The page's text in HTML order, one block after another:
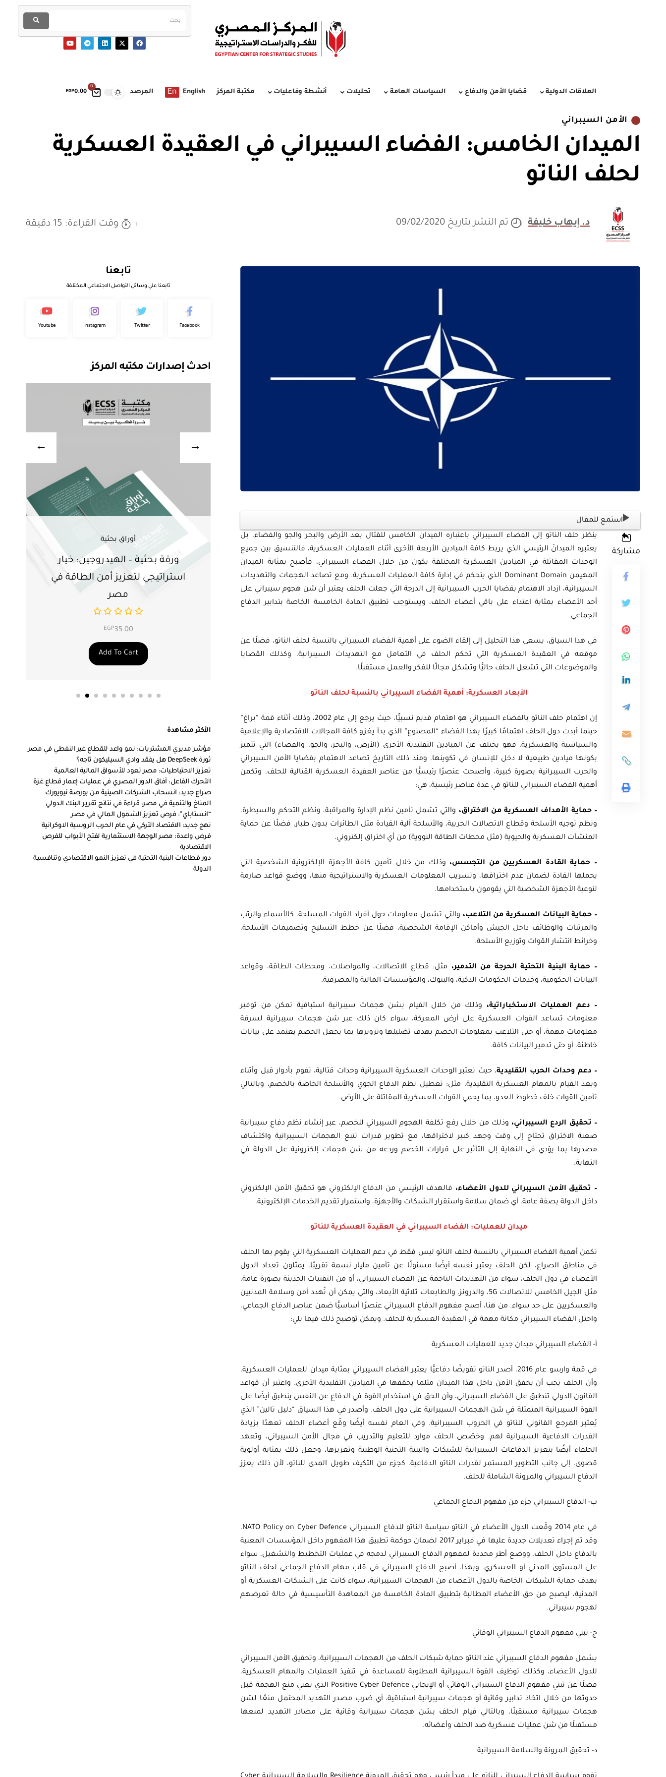
0
EGP0.00 العلاقات الدولية قضايا الأمن والدفاع السياسات العامة تحليلات أنشطة وفاعليات مكتبة المركز English
En المرصد
الأمن السيبراني
الميدان الخامس: الفضاء السيبراني في العقيدة العسكرية
لحلف الناتو
د. إيهاب خليفة تم النشر بتاريخ 09/02/2020 وقت القراءة: 15 دقيقة
استمع للمقال
مشاركة
ينظر حلف الناتو إلى الفضاء السيبراني باعتباره الميدان الخامس للقتال بعد الأرض والبحر والجو والفضاء، بل
يعتبره الميدانَ الرئيسي الذي يربط كافة الميادين الأربعة الأخرى أثناء العمليات العسكرية، فالتنسيق بين جميع
الوحدات المقاتلة في الميادين العسكرية المختلفة يكون من خلال الفضاء السيبراني، فأصبح بمثابة الميدان
المهيمن Dominant Domain الذي يتحكم في إدارة كافة العمليات العسكرية. ومع تصاعد الهجمات والتهديدات
السيبرانية، ازداد الاهتمام بقضايا الحرب السيبرانية إلى الدرجة التي جعلت الحلف يعتبر أن شن هجوم سيبراني على
أحد الأعضاء بمثابة اعتداء على باقي أعضاء الحلف، ويستوجب تطبيق المادة الخامسة الخاصة بتدابير الدفاع
الجماعي.
في هذا السياق، يسعى هذا التحليل إلى إلقاء الضوء على أهمية الفضاء السيبراني بالنسبة لحلف الناتو، فضلًا عن
موقعه في العقيدة العسكرية التي تحكم الحلف في التعامل مع التهديدات السيبرانية، وكذلك القضايا
والموضوعات التي تشغل الحلف حاليًّا وتشكل مجالًا للفكر والعمل مستقبلًا.
الأبعاد العسكرية: أهمية الفضاء السيبراني بالنسبة لحلف الناتو
إن اهتمام حلف الناتو بالفضاء السيبراني هو اهتمام قديم نسبيًّا، حيث يرجع إلى عام 2002، وذلك أثناء قمة “براغ”
حينما أبدت دول الحلف اهتمامًا كبيرًا بهذا الفضاء “المصنوع” الذي بدأ يغزو كافة المجالات الاقتصادية والإعلامية
والسياسية والعسكرية، فهو يختلف عن الميادين التقليدية الأخرى (الأرض، والبحر، والجو، والفضاء) التي تتميز
بكونها ميادين طبيعية لا دخل للإنسان في تكوينها. ومنذ ذلك التاريخ تصاعد الاهتمام بقضايا الأمن السيبراني
والحرب السيبرانية بصورة كبيرة، وأصبحت عنصرًا رئيسيًّا من عناصر العقيدة العسكرية القتالية للحلف. وتكمن
أهمية الفضاء السيبراني للناتو في عدة عناصر رئيسية، هي:
– حماية الأهداف العسكرية من الاختراق، والتي تشمل تأمين نظم الإدارة والمراقبة، ونظم التحكم والسيطرة،
ونظم توجيه الأسلحة وقطاع الاتصالات الحربية، والأسلحة آلية القيادة مثل الطائرات بدون طيار، فضلًا عن حماية
المنشآت العسكرية والحيوية (مثل محطات الطاقة النووية) من أي اختراق إلكتروني.
– حماية القادة العسكريين من التجسس، وذلك من خلال تأمين كافة الأجهزة الإلكترونية الشخصية التي
يحملها القادة لضمان عدم اختراقها، وتسريب المعلومات العسكرية والاستراتيجية منها، ووضع قواعد صارمة
لنوعية الأجهزة الشخصية التي يقومون باستخدامها.
– حماية البيانات العسكرية من التلاعب، والتي تشمل معلومات حول أفراد القوات المسلحة، كالأسماء والرتب
والمرتبات والوظائف داخل الجيش وأماكن الإقامة الشخصية، فضلًا عن خطط التسليح وتصميمات الأسلحة،
وخرائط انتشار القوات وتوزيع الأسلحة.
– حماية البنية التحتية الحرجة من التدمير، مثل: قطاع الاتصالات، والمواصلات، ومحطات الطاقة، وقواعد
البيانات الحكومية، وخدمات الحكومات الذكية، والبنوك، والمؤسسات المالية والمصرفية.
– دعم العمليات الاستخباراتية، وذلك من خلال القيام بشن هجمات سيبرانية استباقية تمكن من توفير
معلومات تساعد القوات العسكرية على أرض المعركة، سواء كان ذلك عبر شن هجمات سيبرانية لسرقة
معلومات مهمة، أو حتى التلاعب بمعلومات الخصم بهدف تضليلها وتزويرها بما يجعل الخصم يعتمد على بيانات
خاطئة، أو حتى تدمير البيانات كافة.
– دعم وحدات الحرب التقليدية، حيث تعتبر الوحدات العسكرية السيبرانية وحدات قتالية، تقوم بأدوار قبل وأثناء
وبعد القيام بالمهام العسكرية التقليدية، مثل: تعطيل نظم الدفاع الجوي والأسلحة الخاصة بالخصم، وبالتالي
تأمين القوات خلف خطوط العدو، بما يحمي القوات العسكرية المقاتلة على الأرض.
– تحقيق الردع السيبراني، وذلك من خلال رفع تكلفة الهجوم السيبراني للخصم، عبر إنشاء نظم دفاع سيبرانية
صعبة الاختراق تحتاج إلى وقت وجهد كبير لاختراقها، مع تطوير قدرات تتبع الهجمات السيبرانية واكتشاف
مصدرها بما يؤدي في النهاية إلى التأثير على قرارات الخصم وردعه من شن هجمات إلكترونية على الدولة في
النهاية.
– تحقيق الأمن السيبراني للدول الأعضاء، فالهدف الرئيسي من الدفاع الإلكتروني هو تحقيق الأمن الإلكتروني
داخل الدولة بصفة عامة، أي ضمان سلامة واستقرار الشبكات والأجهزة، واستمرار تقديم الخدمات الإلكترونية.
ميدان للعمليات: الفضاء السيبراني في العقيدة العسكرية للناتو
تكمن أهمية الفضاء السيبراني بالنسبة لحلف الناتو ليس فقط في دعم العمليات العسكرية التي يقوم بها الحلف
في مناطق الصراع، لكن الحلف يعتبر نفسه أيضًا مسئولًا عن تأمين مليار نسمة تقريبًا، يمثلون تعداد الدول
الأعضاء في دول الحلف، سواء من التهديدات الناجمة عن الفضاء السيبراني، أو من التقنيات الحديثة بصورة عامة،
مثل الجيل الخامس للاتصالات 5G، والدرونز، والطابعات ثلاثية الأبعاد، والتي يمكن أن تُهدد أمن وسلامة المدنيين
والعسكريين على حد سواء. من هنا، أصبح مفهوم الدفاع السيبراني عنصرًا أساسيًّا ضمن عناصر الدفاع الجماعي،
واحتل الفضاء السيبراني مكانة مهمة في العقيدة العسكرية للحلف. ويمكن توضيح ذلك فيما يلي:
أ- الفضاء السيبراني ميدان جديد للعمليات العسكرية
في قمة وارسو عام 2016، أصدر الناتو تفويضًا دفاعيًّا يعتبر الفضاء السيبراني بمثابة ميدان للعمليات العسكرية،
وأن الحلف يجب أن يحقق الأمن داخل هذا الميدان مثلما يحققها في الميادين التقليدية الأخرى. واعتبر أن قواعد
القانون الدولي تنطبق على الفضاء السيبراني، وأن الحق في استخدام القوة في الدفاع عن النفس ينطبق أيضًا على
القوة السيبرانية المتمثلة في شن الهجمات السيبرانية على دول الحلف. وأصدر في هذا السياق “دليل تالين” الذي
يُعتبر المرجع القانوني للناتو في الحروب السيبرانية. وفي العام نفسه أيضًا وقّع أعضاء الحلف تعهدًا بزيادة
القدرات الدفاعية السيبرانية لهم. وخصّص الحلف موارد للتعليم والتدريب في مجال الأمن السيبراني، وتعهد
الحلفاء أيضًا بتعزيز الدفاعات السيبرانية للشبكات والبنية التحتية الوطنية وتعزيزها، وجعل ذلك بمثابة أولوية
قصوى، إلى جانب التطوير المستمر لقدرات الناتو الدفاعية، كجزء من التكيف طويل المدى للناتو، لأن ذلك يعزز
الدفاع السيبراني والمرونة الشاملة للحلف.
ب- الدفاع السيبراني جزء من مفهوم الدفاع الجماعي
في عام 2014 وقّعت الدول الأعضاء في الناتو سياسة الناتو للدفاع السيبراني NATO Policy on Cyber Defence.
وقد تم إجراء تعديلات جديدة عليها في فبراير 2017 لضمان حوكمة تطبيق هذا المفهوم داخل المؤسسات المعنية
بالدفاع داخل الحلف، ووضع أطر محددة لمفهوم الدفاع السيبراني لدمجه في عمليات التخطيط والتشغيل، سواء
على المستوى المدني أو العسكري. وبهذا، أصبح الدفاع السيبراني في قلب مهام الدفاع الجماعي لحلف الناتو
بهدف حماية الشبكات الخاصة بالدول الأعضاء من الهجمات السيبرانية، سواء كانت على الشبكات العسكرية أو
المدنية، ليصبح من حق الأعضاء المطالبة بتطبيق المادة الخامسة من المعاهدة التأسيسية في حالة تعرضهم
لهجوم سيبراني.
ج- تبني مفهوم الدفاع السيبراني الوقائي
يشمل مفهوم الدفاع السيبراني عند الناتو حماية شبكات الحلف من الهجمات السيبرانية، وتحقيق الأمن السيبراني
للدول الأعضاء، وكذلك توظيف القوة السيبرانية المطلوبة للمساعدة في تنفيذ العمليات والمهام العسكرية،
فضلًا عن تبني مفهوم الدفاع السيبراني الوقائي أو الإيجابي Positive Cyber Defence الذي يعني منع الهجمة قبل
حدوثها من خلال اتخاذ تدابير وقائية أو هجمات سيبرانية استباقية، أي ضرب مصدر التهديد المحتمل منعًا لشن
هجمات سيبرانية مستقبلًا، وبالتالي قيام الحلف بشن هجمات سيبرانية وقائية على مصادر التهديد لمنعها
مستقبلًا من شن عمليات عسكرية ضد الحلف وأعضائه.
د- تحقيق المرونة والسلامة السيبرانية
تابعنا
تابعنا علي وسائل التواصل الاجتماعي المختلفة
Facebook
Twitter
Instagram
Youtube
احدث إصدارات مكتبه المركز
أوراق بحثية
ورقة بحثية – الهيدروجين: خيار
استراتيجي لتعزيز أمن الطاقة في
مصر
EGP35.00
Add To Cart
أوراق بحثية
ورقة بحثية - أمن الطاقة المصري:
الغاز والنفط خارطة الموارد
وسياسات التعزيز
Add To Cart
أوراق بحثية
ورقة بحثية – الطاقة المتجددة وتعزيز
أمن الطاقة المصري
Add To Cart
على مستقبل
الأكثر مشاهدة
مؤشر مديري المشتريات: نمو واعد للقطاع غير النفطي في مصر
ثورة DeepSeek هل يفقد وادي السيليكون تاجه؟
تعزيز الاحتياطيات: مصر تعود للأسواق المالية العالمية
التحرك الفاعل: آفاق الدور المصري في عمليات إعمار قطاع غزة
صراع جديد: انسحاب الشركات الصينية من بورصة نيويورك
المناخ والتنمية في مصر: قراءة في نتائج تقرير البنك الدولي
“انستاباي”: فرص تعزيز الشمول المالي في مصر
نهج جديد: الاقتصاد التركي في عام الحرب الروسية الاوكرانية
فرص واعدة: مصر الوجهة الاستثمارية لفتح الأبواب للفرص
الاقتصادية
دور قطاعات البنية التحتية في تعزيز النمو الاقتصادي وتنافسية
الدولة